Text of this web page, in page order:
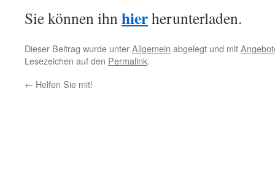
Sie können ihnhierherunterladen.
Dieser Beitrag wurde unterAllgemein abgelegt und mit
Lesezeichen auf den Permalink.
← Helfen Sie mit!